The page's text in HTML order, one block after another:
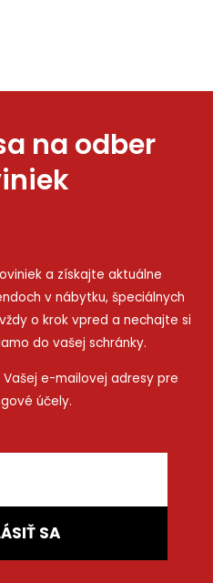
na odber
a získajte aktuálne
v nábytku, špeciálnych
o krok vpred a nechajte si
do vašej schránky.
e-mailovej adresy pre
účely.
SA